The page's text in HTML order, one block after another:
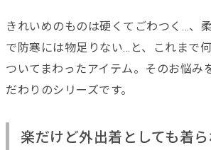
きれいめのものは硬くてごわつく…、
で防寒には物足りない…と、これまで
ついてまわったアイテム。そのお悩み
だわりのシリーズです。
楽だけど外出着としても着